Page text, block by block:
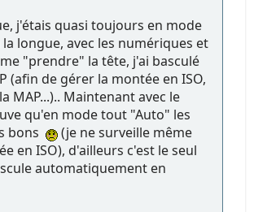
j'étais quasi toujours en mode
la longue, avec les numériques et
"prendre" la tête, j'ai basculé
(afin de gérer la montée en ISO,
MAP...).. Maintenant avec le
qu'en mode tout "Auto" les
bons
(je ne surveille même
en ISO), d'ailleurs c'est le seul
automatiquement en